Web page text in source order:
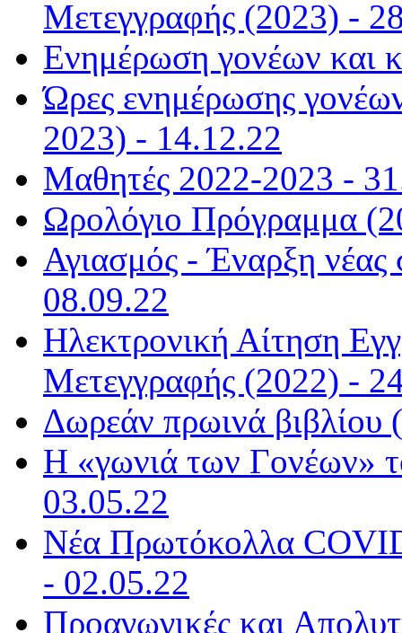
Μετεγγραφής (2023) -
Ενημέρωση γονέων και
Ώρες ενημέρωσης
2023) - 14.12.22
Μαθητές 2022-2023 -
Ωρολόγιο Πρόγραμμα
Αγιασμός - Έναρξη νέας
08.09.22
Ηλεκτρονική Αίτηση
Μετεγγραφής (2022) -
Δωρεάν πρωινά
Η «γωνιά των Γονέων»
03.05.22
Νέα Πρωτόκολλα
- 02.05.22
Προαγωγικές και